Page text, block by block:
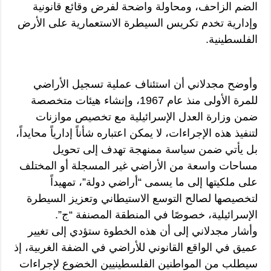
الضم الزاحف، ومحاولة واضحة لفرض وقائع قانونية
وإدارية تخدم تكريس السيطرة الاستعمارية على الأرض
الفلسطينية.
وأوضح مجدلاني أن استئناف عملية تسجيل الأراضي
للمرة الأولى منذ عام 1967، وإنشاء هيئات متخصصة
ضمن وزارة العدل الإسرائيلية مع تخصيص موازنات
لتنفيذ هذه الإجراءات، لا يمكن اعتباره شأناً إدارياً محايداً،
بل يأتي ضمن سياسة ممنهجة تهدف إلى تحويل
مساحات واسعة من الأراضي غير المسجلة أو المختلف
على ملكيتها إلى ما يسمى “أراضي دولة”، تمهيداً
لتخصيصها لصالح التوسع الاستيطاني وتعزيز السيطرة
الإسرائيلية، خصوصًا في المنطقة المصنفة “ج”.
وأشار مجدلاني إلى أن هذه الخطوة ستؤدي إلى تغيير
عميق في الواقع القانوني للأراضي في الضفة الغربية، إذ
سيطلب من المواطنين الفلسطينيين الخضوع لإجراءات